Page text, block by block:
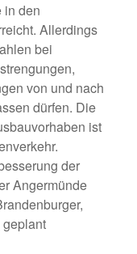
in den
Allerdings
bei
von und nach
dürfen. Die
ist
der
Angermünde